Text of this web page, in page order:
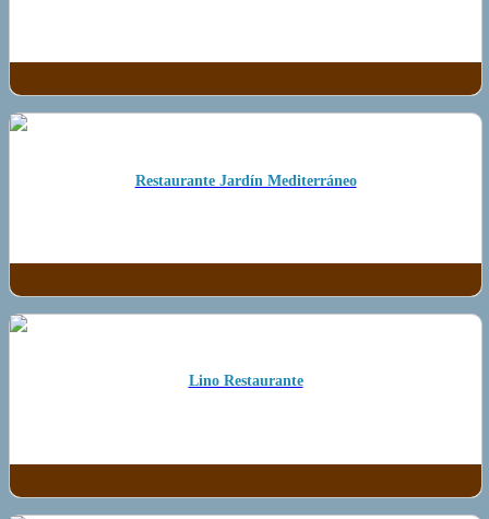
Restaurante Jardín Mediterráneo
Lino Restaurante